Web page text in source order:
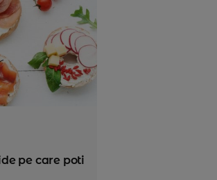
pe care poti